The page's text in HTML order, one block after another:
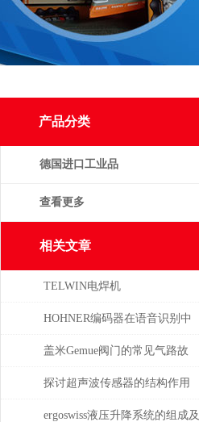
产品分类
德国进口工业品
查看更多
相关文章
TELWIN电焊机
DIGITALCARSPOTTER5500的
维护保养与易损件更换周期
HOHNER编码器在语音识别中
有什么应用
盖米Gemue阀门的常见气路故
障、执行器不动作问题排查与
密封件更换步骤
探讨超声波传感器的结构作用
ergoswiss液压升降系统的组成及